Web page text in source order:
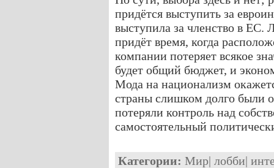
придётся выступить за
выступила за членство в ЕС.
придёт время, когда
компании потеряет всякое
будет общий бюджет, и
Мода на национализм
страны слишком долго были
потеряли контроль над
самостоятельный
Категории: Мир| лобби|